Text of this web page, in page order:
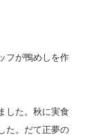
フが鴨めしを作
した。秋に実食
た。だて正夢の